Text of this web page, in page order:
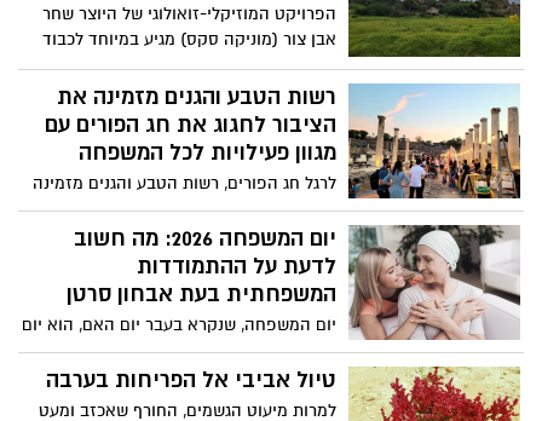
החשיבות לשמור מרחק מהם.
הפרויקט המוזיקלי-זואולוגי של היוצר שחר
אבן צור (מוניקה סקס) מגיע במיוחד לכבוד
החג ויתקיים הפעם בגן הלאומי תל אשקלון
ביום רביעי ה-04/03
רשות הטבע והגנים מזמינה את
הציבור לחגוג את חג הפורים עם
מגוון פעילויות לכל המשפחה
לרגל חג הפורים, רשות הטבע והגנים מזמינה
את הציבור לחגוג בטבע עם מגוון פעילויות
חווייתיות לכל המשפחה. בגנים הלאומיים
ובשמורות הטבע ברחבי הארץ יתקיימו סיורים
מודרכים, סדנאות יצירה, קריאות מגילה,
מופעי אור-קוליים ופעילויות מיוחדות
בהשראת חודש שמירת הטבע, שהשנה
והתחפושות, האירועים מדגישים את חשיבות
השמירה על הסביבה, החיבור למורשת
יום המשפחה 2026: מה חשוב
לדעת על ההתמודדות
המשפחתית בעת אבחון סרטן
יום המשפחה, שנקרא בעבר יום האם, הוא יום
מודעות המצוין בישראל ובמדינות נוספות
בעולם, ומתמקד בציון המשפחתיות בכלל
והאימהות בפרט. בישראל מצוין יום המשפחה
טיול אביבי אל הפריחות בערבה
למרות מיעוט הגשמים, החורף שאכזב ומעט